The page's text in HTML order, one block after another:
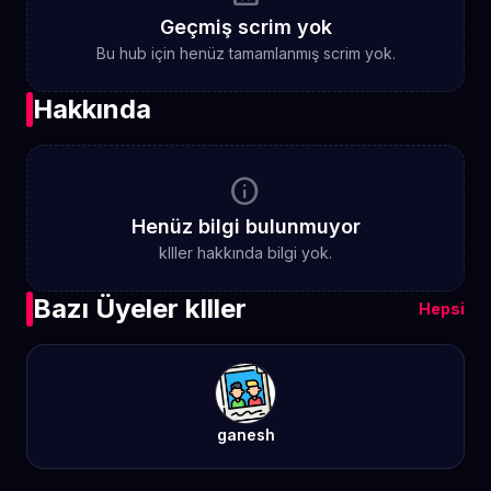
Geçmiş scrim yok
Bu hub için henüz tamamlanmış scrim yok.
Hakkında
info
Henüz bilgi bulunmuyor
kIller hakkında bilgi yok.
Bazı Üyeler kIller Hepsi
ganesh